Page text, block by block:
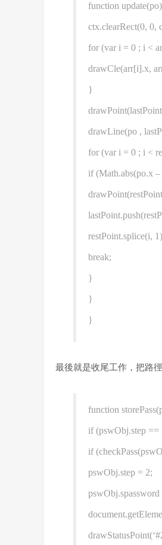
function
ctx.clearRect(0, 0,
for (var i = 0 ; i <
drawCle(arr[i].x,
}
drawLine(po ,
for (var i = 0 ; i <
if (Math.abs(po.x
restPoint.splice(i,
break;
}
}
}
最後就是收尾工作，把路
function
if (pswObj.step ==
if
pswObj.step = 2;
pswObj.spassword